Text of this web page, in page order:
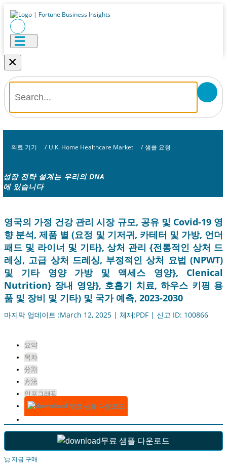
×
의료 기기 / U.K. Home Healthcare Market / 샘플 요청
성장 전략 설계는 우리의 DNA
에 있습니다
영국의 가정 건강 관리 시장 규모, 공유 및 Covid-19 영
향 분석, 제품 별 (요정 및 기저귀, 카테터 및 가방, 언더
패드 및 라이너 및 기타}, 상처 관리 {전통적인 상처 드
레싱, 고급 상처 드레싱, 부정적인 상처 요법 (NPWT)
및 기타 영양 가방 및 액세스 영양}, Clenical
Nutrition} 장내 영양}, 호흡기 치료, 하우스 키핑 용
품 및 장비 및 기타) 및 국가 예측, 2023-2030
마지막 업데이트 :March 12, 2025 | 체재:PDF | 신고 ID: 100866
요약
목차
分割
方法
인포그래픽
무료 샘플 다운로드
무료 샘플 다운로드
지금 구매